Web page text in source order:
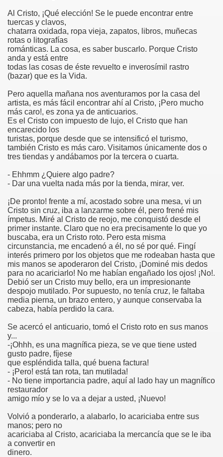
Al Cristo, ¡Qué elección! Se le puede encontrar entre
tuercas y clavos,
chatarra oxidada, ropa vieja, zapatos, libros, muñecas
rotas o litografías
románticas. La cosa, es saber buscarlo. Porque Cristo
anda y está entre
todas las cosas de éste revuelto e inverosímil rastro
(bazar) que es la Vida.
Pero aquella mañana nos aventuramos por la casa del
artista, es más fácil encontrar ahí al Cristo, ¡Pero mucho
más caro!, es zona ya de anticuarios.
Es el Cristo con impuesto de lujo, el Cristo que han
encarecido los
turistas, porque desde que se intensificó el turismo,
también Cristo es más caro. Visitamos únicamente dos o
tres tiendas y andábamos por la tercera o cuarta.
- Ehhmm ¿Quiere algo padre?
- Dar una vuelta nada más por la tienda, mirar, ver.
¡De pronto! frente a mí, acostado sobre una mesa, vi un
Cristo sin cruz, iba a lanzarme sobre él, pero frené mis
ímpetus. Miré al Cristo de reojo, me conquistó desde el
primer instante. Claro que no era precisamente lo que yo
buscaba, era un Cristo roto. Pero esta misma
circunstancia, me encadenó a él, no sé por qué. Fingí
interés primero por los objetos que me rodeaban hasta que
mis manos se apoderaron del Cristo, ¡Dominé mis dedos
para no acariciarlo! No me habían engañado los ojos! ¡No!.
Debió ser un Cristo muy bello, era un impresionante
despojo mutilado. Por supuesto, no tenía cruz, le faltaba
media pierna, un brazo entero, y aunque conservaba la
cabeza, había perdido la cara.
Se acercó el anticuario, tomó el Cristo roto en sus manos
y...
-¡Ohhh, es una magnífica pieza, se ve que tiene usted
gusto padre, fíjese
que espléndida talla, qué buena factura!
- ¡Pero! está tan rota, tan mutilada!
- No tiene importancia padre, aquí al lado hay un magnífico
restaurador
amigo mío y se lo va a dejar a usted, ¡Nuevo!
Volvió a ponderarlo, a alabarlo, lo acariciaba entre sus
manos; pero no
acariciaba al Cristo, acariciaba la mercancía que se le iba
a convertir en
dinero.
chino